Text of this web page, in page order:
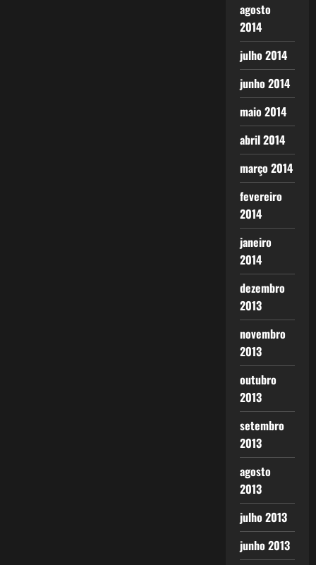
agosto
2014
julho 2014
junho 2014
maio 2014
abril 2014
março 2014
fevereiro
2014
janeiro
2014
dezembro
2013
novembro
2013
outubro
2013
setembro
2013
agosto
2013
julho 2013
junho 2013